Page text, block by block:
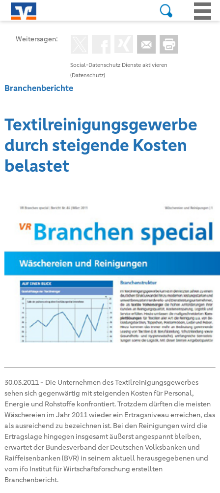
Social-Datenschutz Dienste aktivieren
(Datenschutz)
Weitersagen:
Branchenberichte
Textilreinigungsgewerbe
durch steigende Kosten
belastet
30.03.2011- Die Unternehmen des Textilreinigungsgewerbes
sehen sich gegenwärtig mit steigenden Kosten für Personal,
Energie und Rohstoffe konfrontiert. Trotzdem dürften die meisten
Wäschereien im Jahr 2011 wieder ein Ertragsniveau erreichen, das
als ausreichend zu bezeichnen ist. Bei den Reinigungen wird die
Ertragslage hingegen insgesamt äußerst angespannt bleiben,
erwartet der Bundesverband der Deutschen Volksbanken und
Raiffeisenbanken (BVR) in seinem aktuell herausgegebenen und
vom ifo Institut für Wirtschaftsforschung erstellten
Branchenbericht.